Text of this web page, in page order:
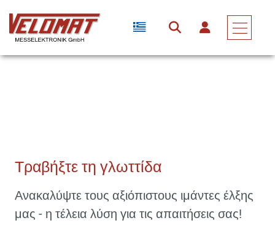
Τραβήξτε τη γλωττίδα
Ανακαλύψτε τους αξιόπιστους ιμάντες έλξης
μας - η τέλεια λύση για τις απαιτήσεις σας!